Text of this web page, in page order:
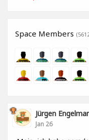
Space Members
Jürgen
Jan 26